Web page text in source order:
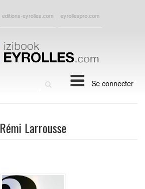
editions-eyrolles.com eyrollespro.com
Se connecter
Rémi Larrousse